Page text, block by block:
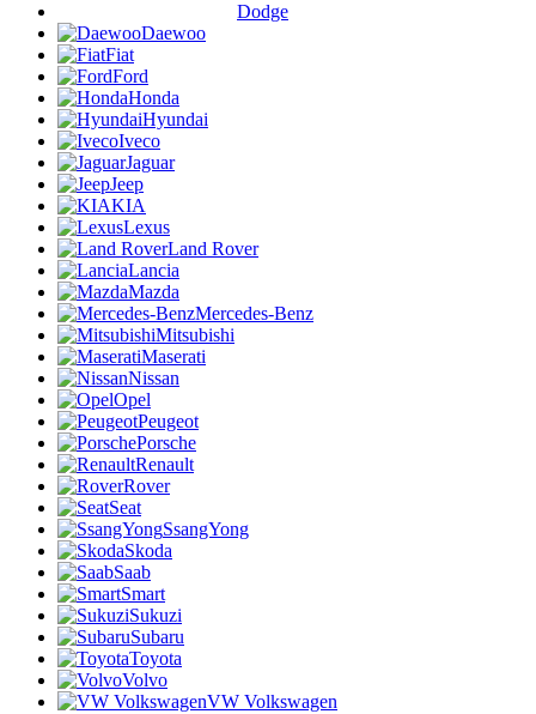
Dodge
Daewoo
Fiat
Ford
Honda
Hyundai
Iveco
Jaguar
Jeep
KIA
Lexus
Land Rover
Lancia
Mazda
Mercedes-Benz
Mitsubishi
Maserati
Nissan
Opel
Peugeot
Porsche
Renault
Rover
Seat
SsangYong
Skoda
Saab
Smart
Sukuzi
Subaru
Toyota
Volvo
VW Volkswagen